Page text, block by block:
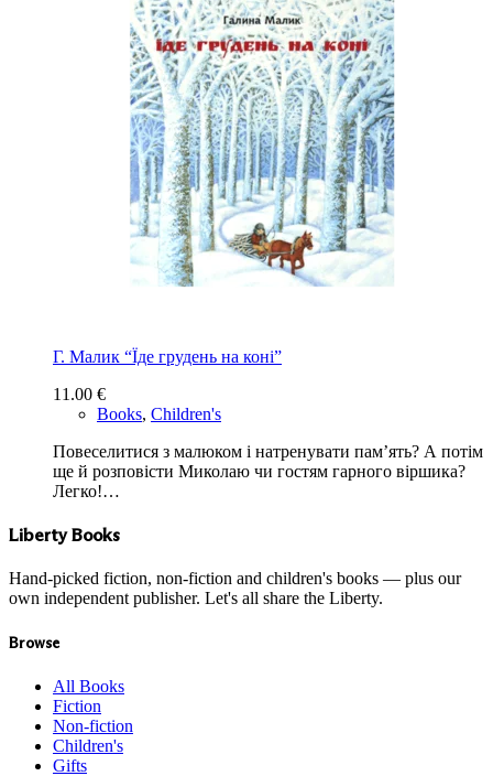
Г. Малик “Їде грудень на коні”
11.00 €
Books, Children's
Повеселитися з малюком і натренувати пам’ять? А потім
ще й розповісти Миколаю чи гостям гарного віршика?
Легко!…
Liberty Books
Hand-picked fiction, non-fiction and children's books — plus our
own independent publisher. Let's all share the Liberty.
Browse
All Books
Fiction
Non-fiction
Children's
Gifts